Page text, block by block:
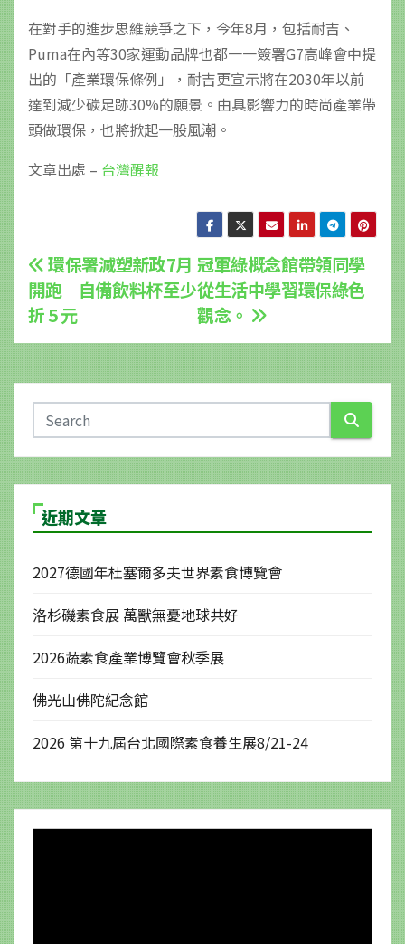
在對手的進步思維競爭之下，今年8月，包括耐吉、
Puma在內等30家運動品牌也都一一簽署G7高峰會中提
出的「產業環保條例」，耐吉更宣示將在2030年以前
達到減少碳足跡30%的願景。由具影響力的時尚產業帶
頭做環保，也將掀起一股風潮。
文章出處 – 台灣醒報
文
章
導
覽
冠軍綠概念館帶領同學
從生活中學習環保綠色
觀念。
環保署減塑新政7月
開跑 自備飲料杯至少
折 5 元
近期文章
2027德國年杜塞爾多夫世界素食博覽會
洛杉磯素食展 萬獸無憂地球共好
2026蔬素食產業博覽會秋季展
佛光山佛陀紀念館
2026 第十九屆台北國際素食養生展8/21-24